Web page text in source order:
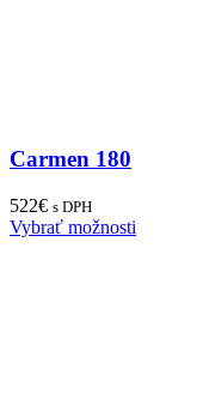
Carmen 180
522€ s DPH
Vybrať možnosti